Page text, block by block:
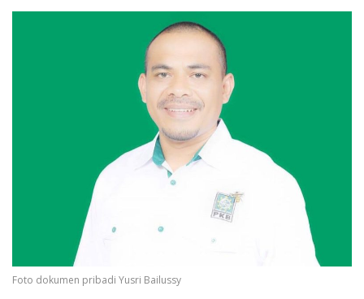
Foto dokumen pribadi Yusri Bailussy